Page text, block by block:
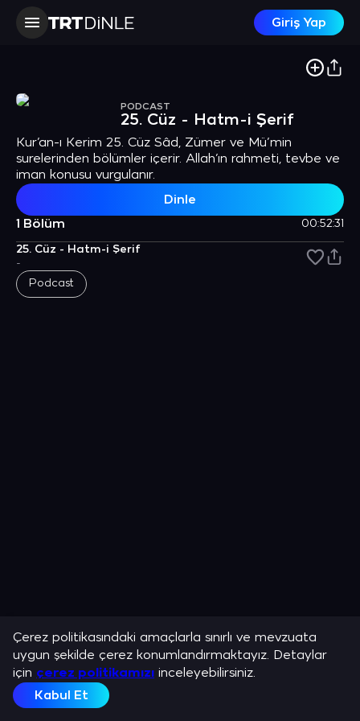
Giriş Yap
PODCAST
25. Cüz - Hatm-i Şerif
Kur’an-ı Kerim 25. Cüz Sâd, Zümer ve Mü’min
surelerinden bölümler içerir. Allah’ın rahmeti, tevbe ve
iman konusu vurgulanır.
Dinle
1 Bölüm
00:52:31
25. Cüz - Hatm-i Şerif
-
Podcast
Çerez politikasındaki amaçlarla sınırlı ve mevzuata
uygun şekilde çerez konumlandırmaktayız. Detaylar
için çerez politikamızı inceleyebilirsiniz.
Kabul Et